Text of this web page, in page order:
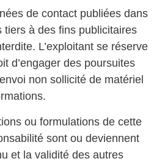
de contact publiées dans
tiers à des fins publicitaires
L’exploitant se réserve
d’engager des poursuites
non sollicité de matériel
ou formulations de cette
sont ou deviennent
et la validité des autres